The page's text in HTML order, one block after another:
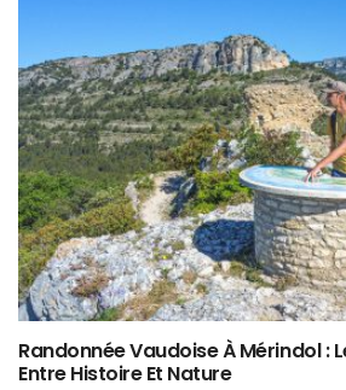
Randonnée Vaudoise À Mérindol :
Entre Histoire Et Nature